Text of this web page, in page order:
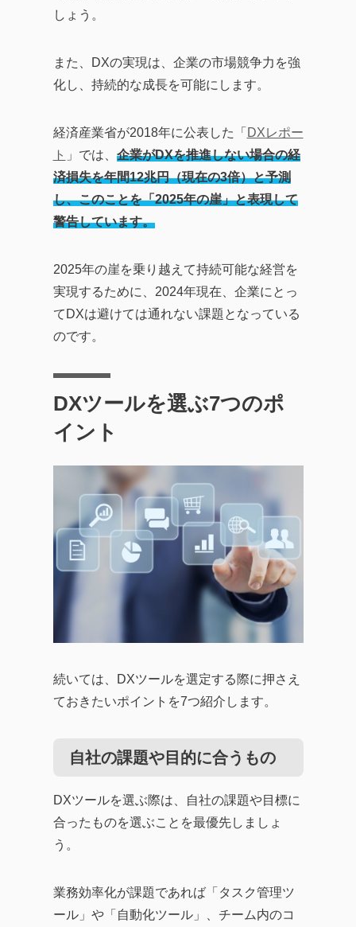
しょう。
また、DXの実現は、企業の市場競争力を強
化し、持続的な成長を可能にします。
経済産業省が2018年に公表した「 DXレポー
ト 」では、 企業がDXを推進しない場合の経
済損失を年間12兆円（現在の3倍）と予測
し、このことを「2025年の崖」と表現して
警告しています。
2025年の崖を乗り越えて持続可能な経営を
実現するために、2024年現在、企業にとっ
てDXは避けては通れない課題となっている
のです。
DXツールを選ぶ7つのポ
イント
続いては、DXツールを選定する際に押さえ
ておきたいポイントを7つ紹介します。
自社の課題や目的に合うもの
DXツールを選ぶ際は、自社の課題や目標に
合ったものを選ぶことを最優先しましょ
う。
業務効率化が課題であれば「タスク管理ツ
ール」や「自動化ツール」、チーム内のコ